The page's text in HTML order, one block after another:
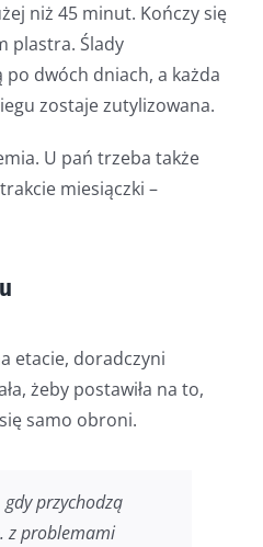
niż 45 minut. Kończy się
plastra. Ślady
dwóch dniach, a każda
zostaje zutylizowana.
U pań trzeba także
miesiączki –
etacie, doradczyni
żeby postawiła na to,
samo obroni.
gdy przychodzą
z problemami